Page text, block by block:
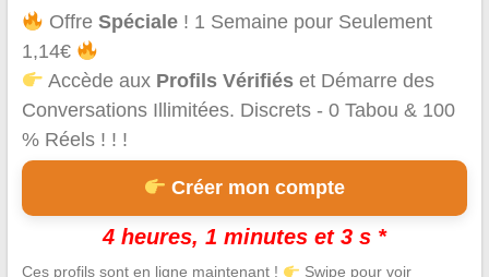
OffreSpéciale ! 1 Semaine pour Seulement
1,14€
Accède aux Profils Vérifiés et Démarre des
Conversations Illimitées. Discrets - 0 Tabou & 100
% Réels ! ! !
Créer mon compte
4 heures, 1 minutes et 3 s *
Ces profils sont en ligne maintenant ! Swipe pour voir